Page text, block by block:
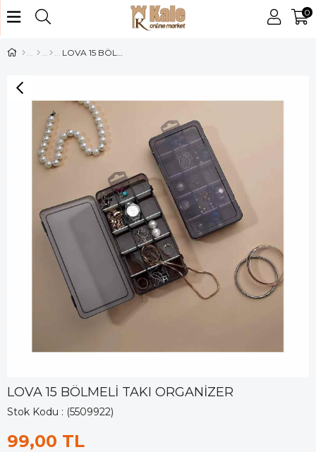
0
LOVA 15 BÖLMELİ TAKI ORGANİZER
LOVA 15 BÖLMELİ TAKI ORGANİZER
Stok Kodu (5509922)
99,00 TL